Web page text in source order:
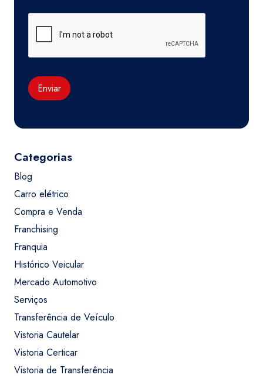
Enviar
Categorias
Blog
Carro elétrico
Compra e Venda
Franchising
Franquia
Histórico Veicular
Mercado Automotivo
Serviços
Transferência de Veículo
Vistoria Cautelar
Vistoria Certicar
Vistoria de Transferência